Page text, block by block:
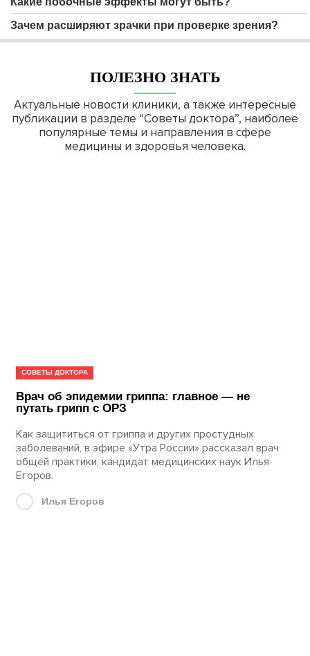
Зачем расширяют зрачки при проверке зрения?
ПОЛЕЗНО ЗНАТЬ
Актуальные новости клиники, а также интересные
публикации в разделе “Советы доктора”, наиболее
популярные темы и направления в сфере
медицины и здоровья человека.
СОВЕТЫ ДОКТОРА
Врач об эпидемии гриппа: главное — не
путать грипп с ОРЗ
Как защититься от гриппа и других простудных
заболеваний, в эфире «Утра России» рассказал врач
общей практики, кандидат медицинских наук Илья
Егоров.
Илья Егоров